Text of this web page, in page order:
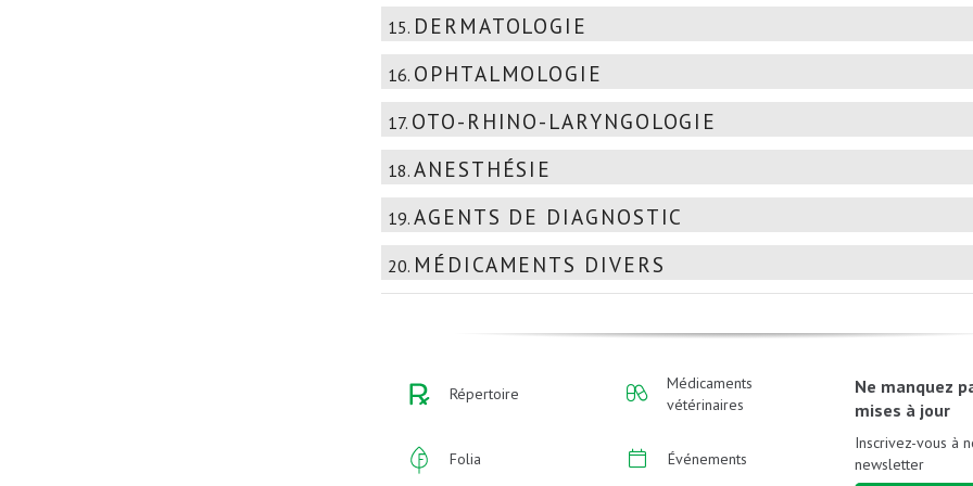
15. DERMATOLOGIE
16. OPHTALMOLOGIE
17. OTO-RHINO-LARYNGOLOGIE
18. ANESTHÉSIE
19. AGENTS DE DIAGNOSTIC
20. MÉDICAMENTS DIVERS
Répertoire
Folia
Médicaments
vétérinaires
Événements
Ne manquez
mises à jour
Inscrivez-vous à
newsletter